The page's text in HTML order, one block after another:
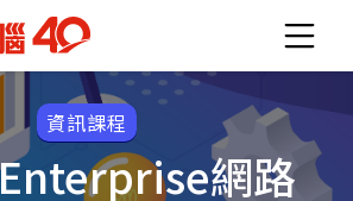
資訊課程
網路